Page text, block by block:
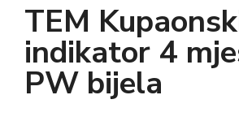
TEM
indikator 4
PW bijela